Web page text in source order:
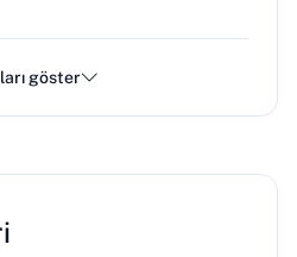
göster